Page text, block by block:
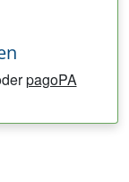
pagoPA